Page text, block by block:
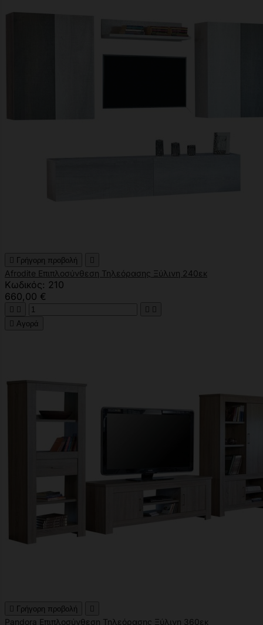
 Γρήγορη προβολή 
Afrodite Επιπλοσύνθεση Τηλεόρασης Ξύλινη 240εκ
Κωδικός: 210
660,00 €
   
 Αγορά
 Γρήγορη προβολή 
Pandora Επιπλοσύνθεση Τηλεόρασης Ξύλινη 360εκ